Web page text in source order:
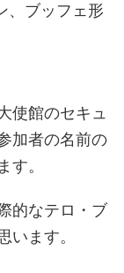
、ブッフェ形
使館のセキュ
加者の名前の
す。
的なテロ・ブ
います。